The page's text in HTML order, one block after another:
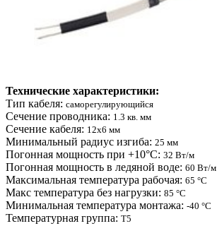
Технические характеристики:
Тип кабеля: саморегулирующийся
Cечение проводника: 1.3 кв. мм
Сечение кабеля: 12x6 мм
Минимальный радиус изгиба: 25 мм
Погонная мощность при +10°С: 32 Вт/м
Погонная мощность в ледяной воде: 60 Вт/м
Максимальная температура рабочая: 65 °C
Макс температура без нагрузки: 85 °C
Минимальная температура монтажа: -40 °C
Температурная группа: T5